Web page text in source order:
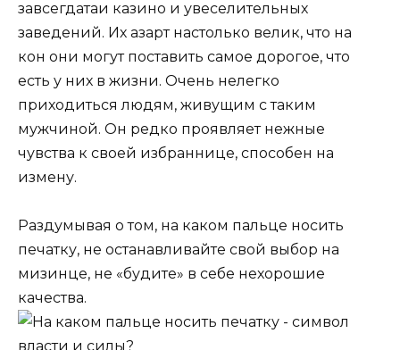
завсегдатаи казино и увеселительных
заведений. Их азарт настолько велик, что на
кон они могут поставить самое дорогое, что
есть у них в жизни. Очень нелегко
приходиться людям, живущим с таким
мужчиной. Он редко проявляет нежные
чувства к своей избраннице, способен на
измену.
Раздумывая о том, на каком пальце носить
печатку, не останавливайте свой выбор на
мизинце, не «будите» в себе нехорошие
качества.